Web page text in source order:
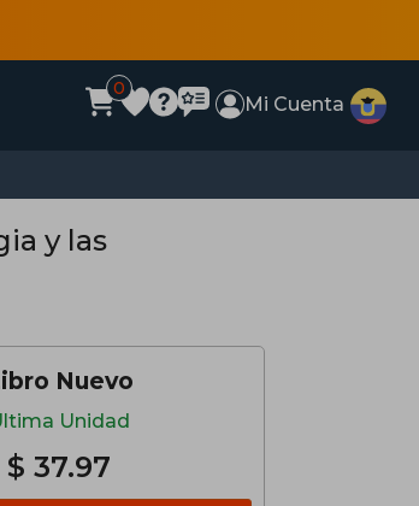
0
Mi Cuenta
y las
Nuevo
Unidad
$ 37.97